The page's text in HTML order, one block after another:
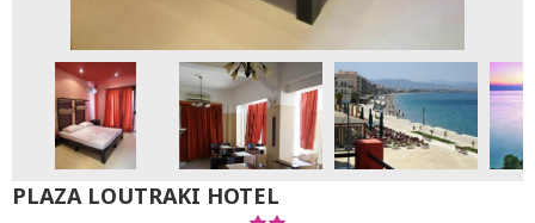
PLAZA LOUTRAKI HOTEL